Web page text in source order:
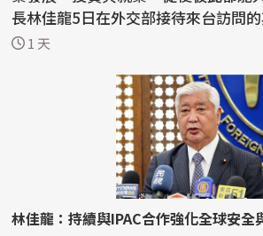
長林佳龍5日在外交部接待來台訪問
爾喬...
1 天
林佳龍：持續與IPAC合作強化全球安全